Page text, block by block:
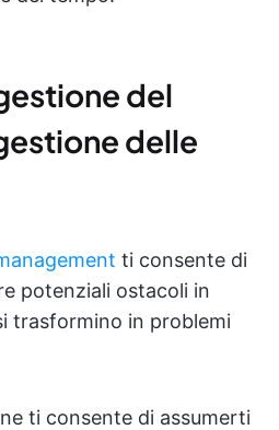
del
delle
ti consente di
potenziali ostacoli in
trasformino in problemi
ti consente di assumerti